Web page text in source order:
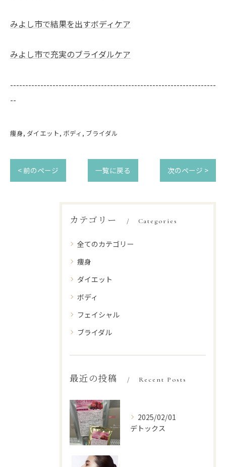
みよし市で結果を出すボディケア
みよし市で充実のブライダルケア
--------------------------------------------------------------------
--
痩身 ダイエット ボディ ブライダル
< 前のページ 一覧に戻る 次のページ >
カテゴリー Categories
全てのカテゴリー
痩身
ダイエット
ボディ
フェイシャル
ブライダル
最近の投稿 Recent Posts
2025/02/01
デトックス